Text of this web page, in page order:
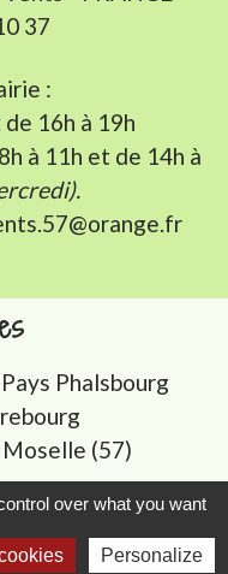
37
:
16h à 19h
à 11h et de 14h à
Phalsbourg
(57)
over what you want
Personalize